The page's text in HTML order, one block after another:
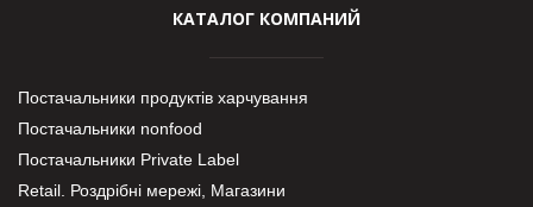
КАТАЛОГ КОМПАНИЙ
Постачальники продуктів харчування
Постачальники nonfood
Постачальники Private Label
Retail. Роздрібні мережі, Магазини